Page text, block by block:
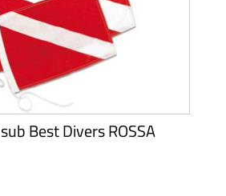
Best Divers ROSSA